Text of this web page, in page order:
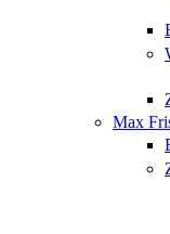
Max